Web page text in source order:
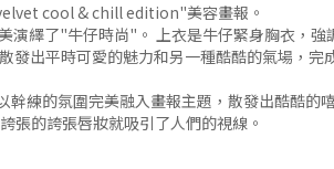
cool & chill edition"美容畫報。
繹了"牛仔時尚"。 上衣是牛仔緊身胸衣，強
發出平時可愛的魅力和另一種酷酷的氣場，完
練的氛圍完美融入畫報主題，散發出酷酷的
張的誇張唇妝就吸引了人們的視線。